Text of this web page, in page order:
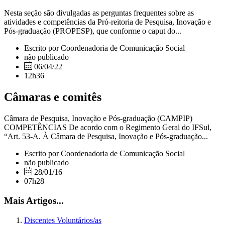
Nesta seção são divulgadas as perguntas frequentes sobre as
atividades e competências da Pró-reitoria de Pesquisa, Inovação e
Pós-graduação (PROPESP), que conforme o caput do...
Escrito por Coordenadoria de Comunicação Social
não publicado
06/04/22
12h36
Câmaras e comitês
Câmara de Pesquisa, Inovação e Pós-graduação (CAMPIP)
COMPETÊNCIAS De acordo com o Regimento Geral do IFSul,
“Art. 53-A. À Câmara de Pesquisa, Inovação e Pós-graduação...
Escrito por Coordenadoria de Comunicação Social
não publicado
28/01/16
07h28
Mais Artigos...
Discentes Voluntários/as